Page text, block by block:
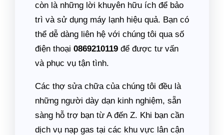
còn là những lời khuyên hữu ích để bảo
trì và sử dụng máy lạnh hiệu quả. Bạn có
thể dễ dàng liên hệ với chúng tôi qua số
điện thoại 0869210119 để được tư vấn
và phục vụ tận tình.
Các thợ sửa chữa của chúng tôi đều là
những người dày dạn kinh nghiệm, sẵn
sàng hỗ trợ bạn từ A đến Z. Khi bạn cần
dịch vụ nạp gas tại các khu vực lân cận